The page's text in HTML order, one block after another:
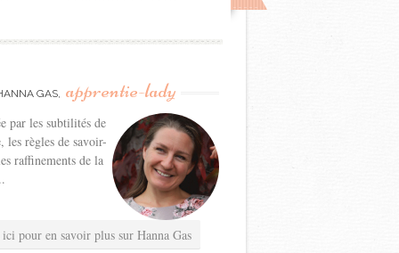
GAS, apprentie-lady
par les subtilités de
les règles de savoir-
raffinements de la
pour en savoir plus sur Hanna Gas